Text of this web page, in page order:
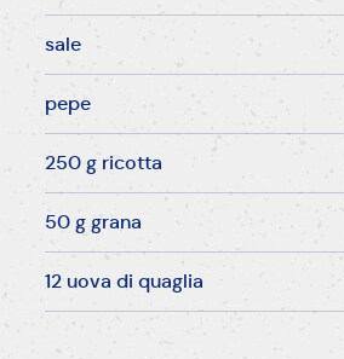
sale
pepe
250 g ricotta
50 g grana
12 uova di quaglia